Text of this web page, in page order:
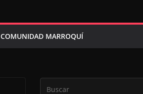
COMUNIDAD MARROQUÍ